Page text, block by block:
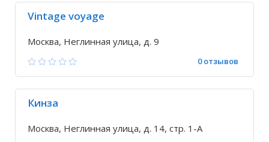
Vintage voyage
Москва, Неглинная улица, д. 9
0 отзывов
Кинза
Москва, Неглинная улица, д. 14, стр. 1-А